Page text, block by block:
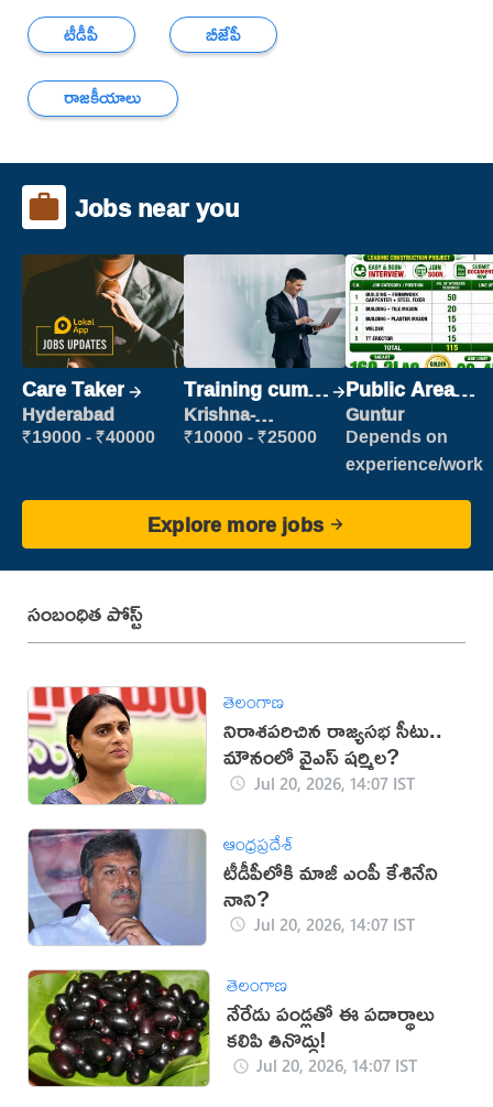
టీడీపీ
బీజేపీ
రాజకీయాలు
Jobs near you
Care Taker
Hyderabad
₹19000 - ₹40000
Training cum
Placement
Krishna-
vijayawada
₹10000 - ₹25000
Public Area
Cleaner
Guntur
Depends on
experience/work
Explore more jobs
సంబంధిత పోస్ట్
తెలంగాణ
నిరాశపరిచిన రాజ్యసభ సీటు..
మౌనంలో వైఎస్ షర్మిల?
Jul 20, 2026, 14:07 IST
ఆంధ్రప్రదేశ్
టీడీపీలోకి మాజీ ఎంపీ కేశినేని
నాని?
Jul 20, 2026, 14:07 IST
తెలంగాణ
నేరేడు పండ్లతో ఈ పదార్థాలు
కలిపి తినొద్దు!
Jul 20, 2026, 14:07 IST